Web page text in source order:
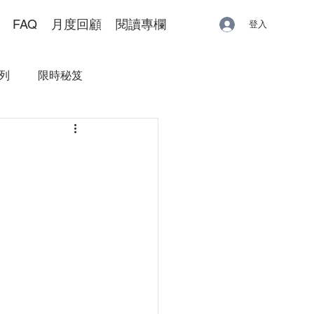
FAQ 月度回顧 閱讀專欄 登入
限時秘笈